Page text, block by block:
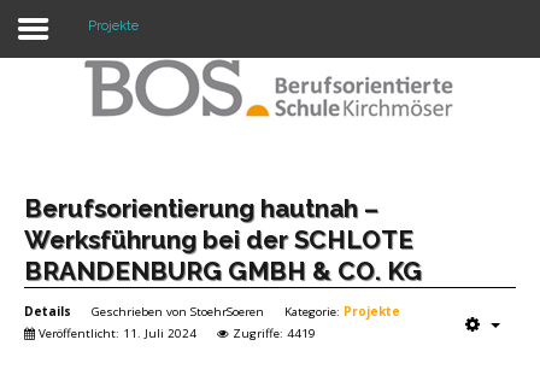
Warning: "continue" targeting switch is equivalent
Home
Profil
Projekte
Berufsorientierung hautnah –
Werksführung bei der SCHLOTE
BRANDENBURG GMBH & CO. KG
Details Geschrieben von StoehrSoeren Kategorie: Projekte
Veröffentlicht: 11. Juli 2024
Zugriffe: 4419